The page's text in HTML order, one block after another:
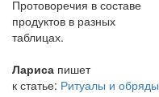
Протоворечия в составе
продуктов в разных
таблицах.
Лариса пишет
к статье: Ритуалы и обряды